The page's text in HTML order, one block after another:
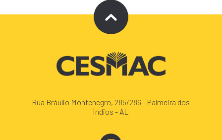
Rua Bráulio Montenegro, 285/286 - Palmeira dos
Índios - AL